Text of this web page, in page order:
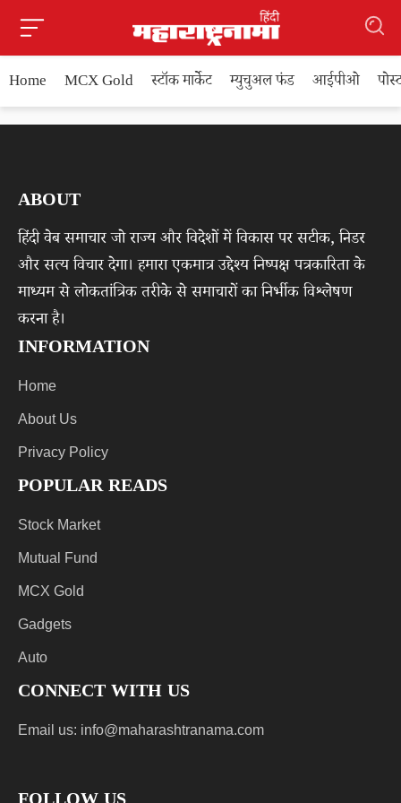
Home MCX Gold स्टॉक मार्केट म्युचुअल फंड आईपीओ
ABOUT
हिंदी वेब समाचार जो राज्य और विदेशों में विकास पर सटीक, निडर
और सत्य विचार देगा। हमारा एकमात्र उद्देश्य निष्पक्ष पत्रकारिता के
माध्यम से लोकतांत्रिक तरीके से समाचारों का निर्भीक विश्लेषण
करना है।
INFORMATION
Home
About Us
Privacy Policy
POPULAR READS
Stock Market
Mutual Fund
MCX Gold
Gadgets
Auto
CONNECT WITH US
Email us: info@maharashtranama.com